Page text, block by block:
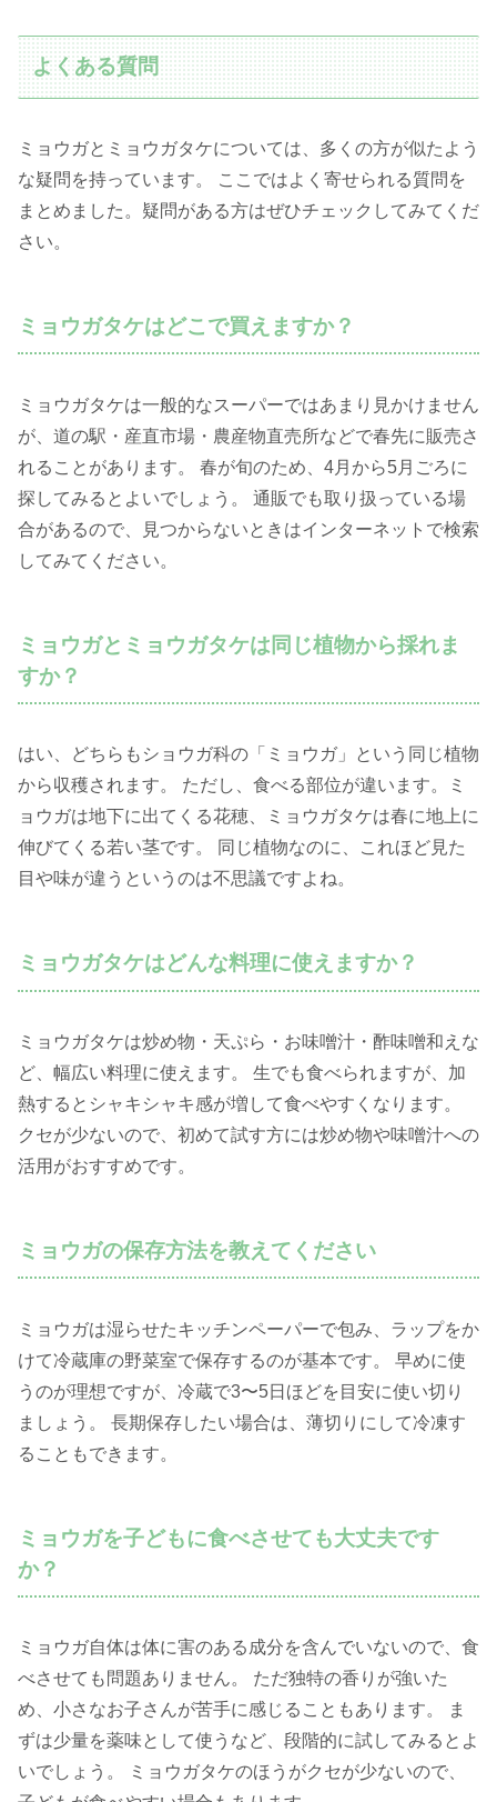
よくある質問
ミョウガとミョウガタケについては、多くの方が似たよう
な疑問を持っています。 ここではよく寄せられる質問を
まとめました。疑問がある方はぜひチェックしてみてくだ
さい。
ミョウガタケはどこで買えますか？
ミョウガタケは一般的なスーパーではあまり見かけません
が、道の駅・産直市場・農産物直売所などで春先に販売さ
れることがあります。 春が旬のため、4月から5月ごろに
探してみるとよいでしょう。 通販でも取り扱っている場
合があるので、見つからないときはインターネットで検索
してみてください。
ミョウガとミョウガタケは同じ植物から採れま
すか？
はい、どちらもショウガ科の「ミョウガ」という同じ植物
から収穫されます。 ただし、食べる部位が違います。ミ
ョウガは地下に出てくる花穂、ミョウガタケは春に地上に
伸びてくる若い茎です。 同じ植物なのに、これほど見た
目や味が違うというのは不思議ですよね。
ミョウガタケはどんな料理に使えますか？
ミョウガタケは炒め物・天ぷら・お味噌汁・酢味噌和えな
ど、幅広い料理に使えます。 生でも食べられますが、加
熱するとシャキシャキ感が増して食べやすくなります。
クセが少ないので、初めて試す方には炒め物や味噌汁への
活用がおすすめです。
ミョウガの保存方法を教えてください
ミョウガは湿らせたキッチンペーパーで包み、ラップをか
けて冷蔵庫の野菜室で保存するのが基本です。 早めに使
うのが理想ですが、冷蔵で3〜5日ほどを目安に使い切り
ましょう。 長期保存したい場合は、薄切りにして冷凍す
ることもできます。
ミョウガを子どもに食べさせても大丈夫です
か？
ミョウガ自体は体に害のある成分を含んでいないので、食
べさせても問題ありません。 ただ独特の香りが強いた
め、小さなお子さんが苦手に感じることもあります。 ま
ずは少量を薬味として使うなど、段階的に試してみるとよ
いでしょう。 ミョウガタケのほうがクセが少ないので、